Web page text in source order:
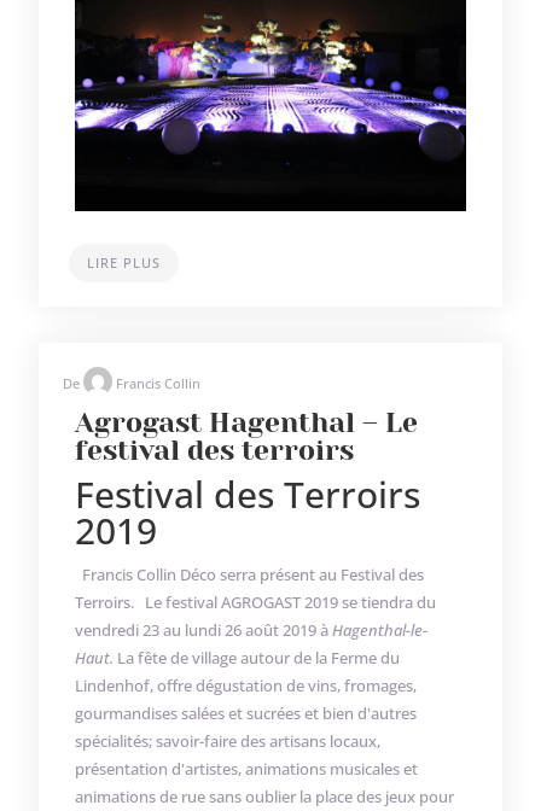
LIRE PLUS
De Francis Collin
Agrogast Hagenthal – Le
festival des terroirs
Festival des Terroirs
2019
Francis Collin Déco serra présent au Festival des
Terroirs. Le festival AGROGAST 2019 se tiendra du
vendredi 23 au lundi 26 août 2019 àHagenthal-le-
Haut. La fête de village autour de la Ferme du
Lindenhof, offre dégustation de vins, fromages,
gourmandises salées et sucrées et bien d'autres
spécialités; savoir-faire des artisans locaux,
présentation d'artistes, animations musicales et
animations de rue sans oublier la place des jeux pour